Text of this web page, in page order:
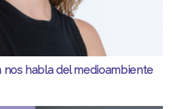
nos habla del medioambiente